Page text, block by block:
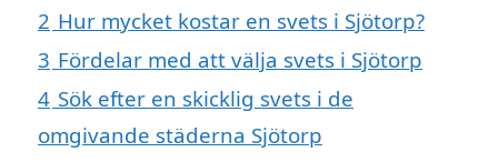
2 Hur mycket kostar en svets i Sjötorp?
3 Fördelar med att välja svets i Sjötorp
4 Sök efter en skicklig svets i de
omgivande städerna Sjötorp